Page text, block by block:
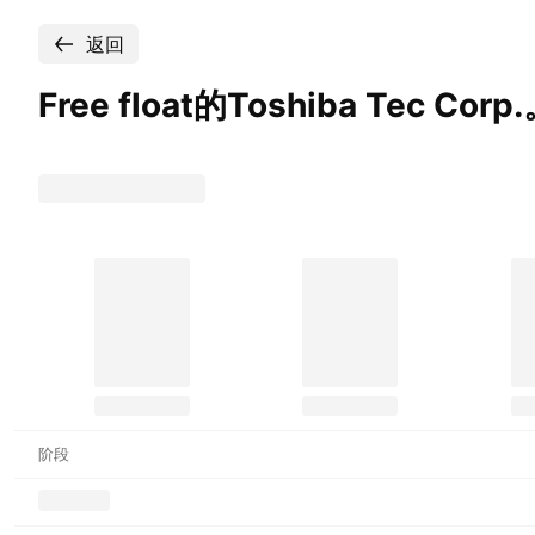
返回
Free float的Toshiba Tec Corp.
阶段